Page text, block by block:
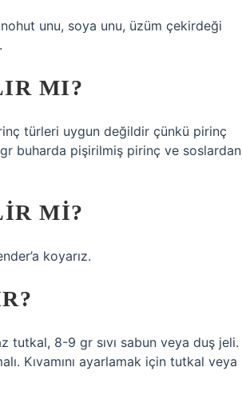
unu, soya unu, üzüm çekirdeği
MI?
türleri uygun değildir çünkü pirinç
buharda pişirilmiş pirinç ve soslardan
MI?
koyarız.
tutkal, 8-9 gr sıvı sabun veya duş jeli.
Kıvamını ayarlamak için tutkal veya